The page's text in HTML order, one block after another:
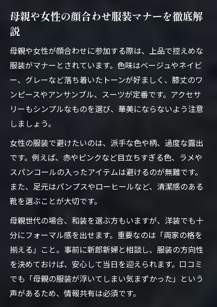
母親や女性の顔合わせ服装マナーを徹底解
説
母親や女性が顔合わせに参加する際は、上品で控えめな
服装がマナーとされています。色味はベージュやネイビ
ー、グレーなど落ち着いたトーンが好ましく、膝丈のワ
ンピースやアンサンブル、スーツが定番です。アクセサ
リーもシンプルなものを選び、華美にならないよう注意
しましょう。
女性の服装で避けたいのは、派手な色や柄、過度な露出
です。例えば、赤やピンクなど目立ちすぎる色、ラメや
スパンコールの入ったアイテムは避けるのが無難です。
また、足元はパンプスやローヒールなど、清潔感のある
靴を選ぶことが大切です。
母親世代の場合、和装を選ぶ方もいますが、洋装でも十
分にフォーマル感を出せます。重要なのは「両家の格を
揃える」こと。事前に新郎新婦と相談し、服装の方向性
を決めておけば、安心して当日を迎えられます。口コミ
でも「母親の服装が浮いてしまい気まずかった」という
声があるため、情報共有は必須です。